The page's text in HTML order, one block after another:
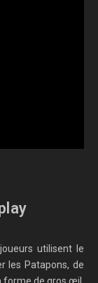
utilisent le
les Patapons, de